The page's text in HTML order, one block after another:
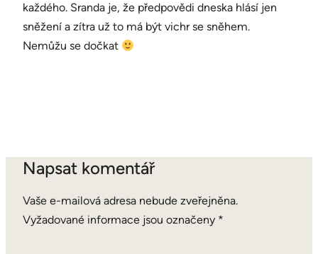
každého. Sranda je, že předpovědi dneska hlásí jen
sněžení a zítra už to má být vichr se sněhem.
Nemůžu se dočkat
Napsat komentář
Vaše e-mailová adresa nebude zveřejněna.
Vyžadované informace jsou označeny *